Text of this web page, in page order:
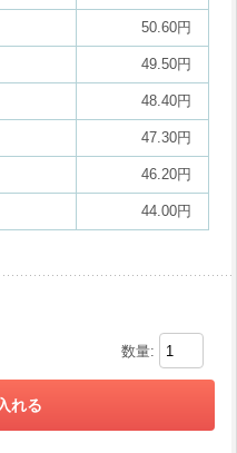
50.60円
49.50円
48.40円
47.30円
46.20円
44.00円
数量: